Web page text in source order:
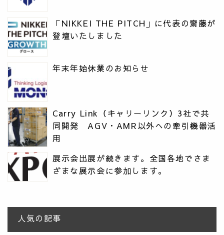
「NIKKEI THE PITCH」に代表の齋藤が
登壇いたしました
年末年始休業のお知らせ
Carry Link（キャリーリンク）3社で共
同開発 AGV・AMR以外への牽引機器活
用
展示会出展が続きます。全国各地でさま
ざまな展示会に参加します。
人気の記事